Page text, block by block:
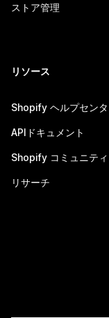
ストア管理
リソース
Shopify ヘルプセン
APIドキュメント
Shopify コミュニティ
リサーチ